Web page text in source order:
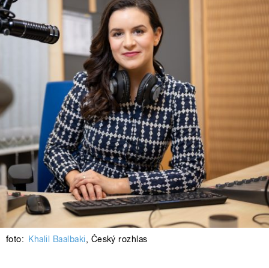
foto: Khalil Baalbaki, Český rozhlas